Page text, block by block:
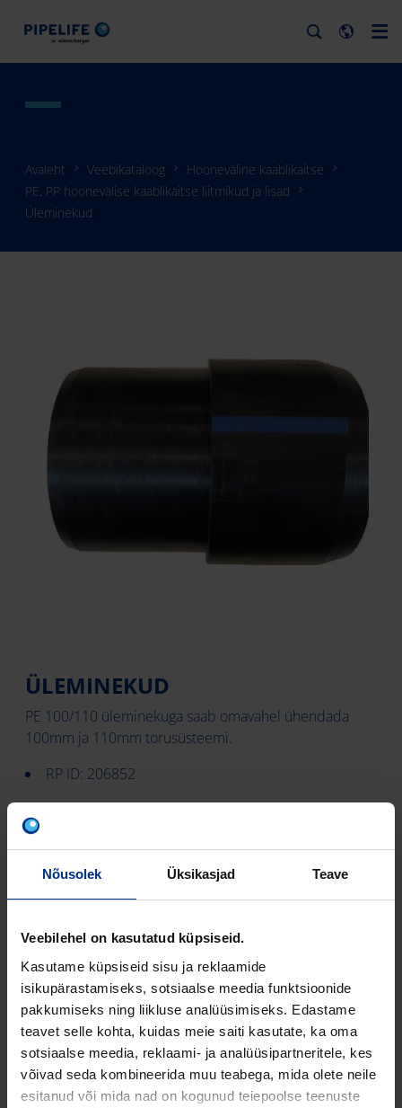
Nõusolek Üksikasjad Teave
Veebilehel on kasutatud küpsiseid.
Kasutame küpsiseid sisu ja reklaamide
isikupärastamiseks, sotsiaalse meedia funktsioonide
pakkumiseks ning liikluse analüüsimiseks. Edastame
teavet selle kohta, kuidas meie saiti kasutate, ka oma
sotsiaalse meedia, reklaami- ja analüüsipartneritele, kes
võivad seda kombineerida muu teabega, mida olete neile
esitanud või mida nad on kogunud teiepoolse teenuste
Avaleht Veebikataloog
Hooneväline kaablikaitse
PE, PP hoonevälise kaablikaitse liitmikud ja lisad
Üleminekud
ÜLEMINEKUD
PE 100/110 üleminekuga saab omavahel ühendada
100mm ja 110mm torusüsteemi.
RP ID: 206852
Tootekood
Toote
nimi
Läbimõõt
70010931
ÜLEMINEK
100-110
100 mm
110
mm
must